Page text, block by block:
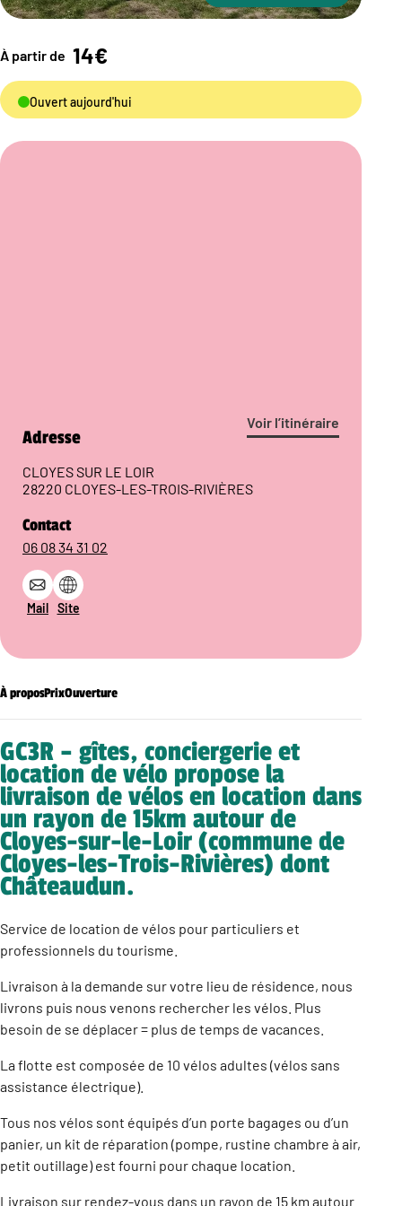
À partir de 14€
Ouvert aujourd'hui
Voir l’itinéraire
Adresse
CLOYES SUR LE LOIR
28220 CLOYES-LES-TROIS-RIVIÈRES
Contact
06 08 34 31 02
Mail Site
À proposPrixOuverture
GC3R – gîtes, conciergerie et
location de vélo propose la
livraison de vélos en location dans
un rayon de 15km autour de
Cloyes-sur-le-Loir (commune de
Cloyes-les-Trois-Rivières) dont
Châteaudun.
Service de location de vélos pour particuliers et
professionnels du tourisme.
Livraison à la demande sur votre lieu de résidence, nous
livrons puis nous venons rechercher les vélos. Plus
besoin de se déplacer = plus de temps de vacances.
La flotte est composée de 10 vélos adultes (vélos sans
assistance électrique).
Tous nos vélos sont équipés d’un porte bagages ou d’un
panier, un kit de réparation (pompe, rustine chambre à air,
petit outillage) est fourni pour chaque location.
Livraison sur rendez-vous dans un rayon de 15 km autour